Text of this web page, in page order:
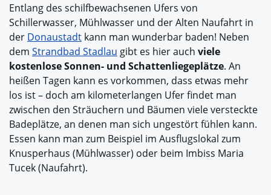
Entlang des schilfbewachsenen Ufers von
Schillerwasser, Mühlwasser und der Alten Naufahrt in
der Donaustadt kann man wunderbar baden! Neben
dem Strandbad Stadlau gibt es hier auch viele
kostenlose Sonnen- und Schattenliegeplätze. An
heißen Tagen kann es vorkommen, dass etwas mehr
los ist – doch am kilometerlangen Ufer findet man
zwischen den Sträuchern und Bäumen viele versteckte
Badeplätze, an denen man sich ungestört fühlen kann.
Essen kann man zum Beispiel im Ausflugslokal zum
Knusperhaus (Mühlwasser) oder beim Imbiss Maria
Tucek (Naufahrt).